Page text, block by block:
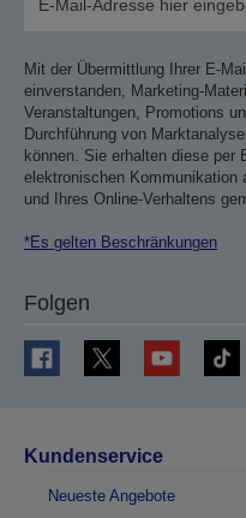
Mit der Übermittlung Ihrer E-
einverstanden, Marketing-
Veranstaltungen, Promotions
Durchführung von
können. Sie erhalten diese per
elektronischen Kommunikation
und Ihres Online-Verhaltens
*Es gelten Beschränkungen
Folgen
Kundenservice
Neueste Angebote